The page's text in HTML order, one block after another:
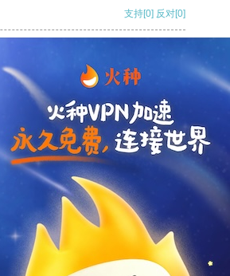
支持[0] 反对[0]
反对
反对[0]